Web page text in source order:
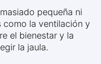
pequeña ni
como la ventilación y
el bienestar y la
la jaula.